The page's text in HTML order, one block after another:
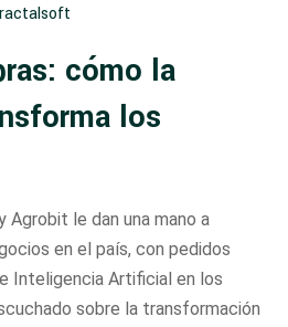
cómo la
los
Agrobit le dan una mano a
en el país, con pedidos
e Inteligencia Artificial en los
sobre la transformación